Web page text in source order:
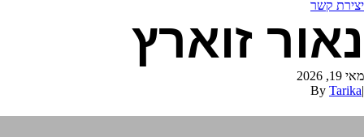
יצירת קשר
נאור זוארץ
מאי 19, 2026
|
By Tarika